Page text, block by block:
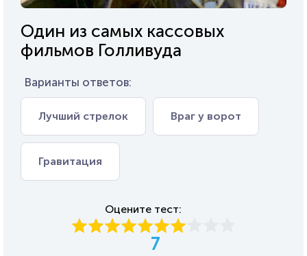
Один из самых кассовых
фильмов Голливуда
Варианты ответов:
Лучший стрелок Враг у ворот
Гравитация
Оцените тест:
7